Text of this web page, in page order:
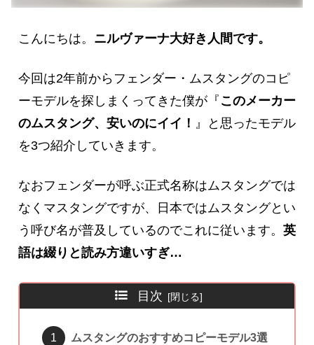
こんにちは。 ニルヴァーナ大好き人間です。
今回は2年前からフェンダー・ムスタングのコピ
ーモデルを探しまくってきた僕が『 このメーカー
のムスタング、安いのにイイ！ 』と思ったモデル
を3つ紹介していきます。
なおフェンダーが呼ぶ正式名称はムスタングでは
なくマスタングですが、日本ではムスタングとい
う呼び名が普及しているのでこれに従います。 英
語は綴りと読み方違いすぎ…
目次
ムスタングのおすすめコピーモデル3選